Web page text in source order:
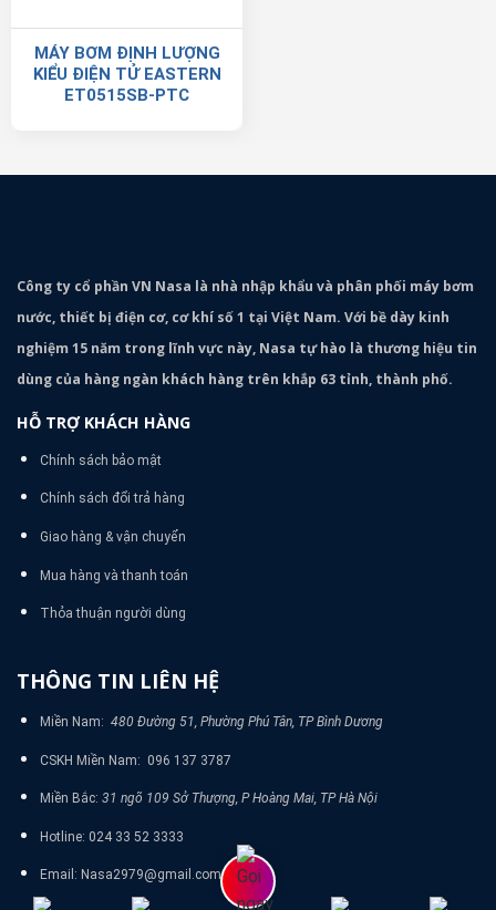
MÁY BƠM ĐỊNH LƯỢNG
KIỂU ĐIỆN TỬ EASTERN
ET0515SB-PTC
Công ty cổ phần VN Nasa là nhà nhập khẩu và phân phối máy bơm
nước, thiết bị điện cơ, cơ khí số 1 tại Việt Nam. Với bề dày kinh
nghiệm 15 năm trong lĩnh vực này, Nasa tự hào là thương hiệu tin
dùng của hàng ngàn khách hàng trên khắp 63 tỉnh, thành phố.
HỖ TRỢ KHÁCH HÀNG
Chính sách bảo mật
Chính sách đổi trả hàng
Giao hàng & vận chuyển
Mua hàng và thanh toán
Thỏa thuận người dùng
THÔNG TIN LIÊN HỆ
Miền Nam: 480 Đường 51, Phường Phú Tân, TP Bình Dương
CSKH Miền Nam: 096 137 3787
Miền Bắc: 31 ngõ 109 Sở Thượng, P Hoàng Mai, TP Hà Nội
Hotline: 024 33 52 3333
Email: Nasa2979@gmail.com